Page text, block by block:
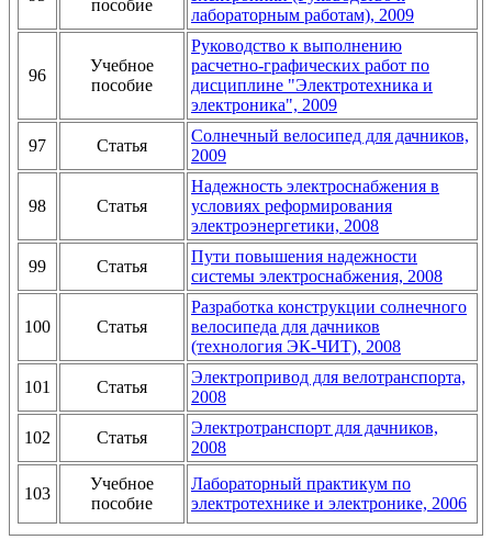
пособие
лабораторным работам), 2009
96
Учебное
пособие
Руководство к выполнению
расчетно-графических работ по
дисциплине "Электротехника и
электроника", 2009
97 Статья
Солнечный велосипед для дачников,
2009
98 Статья
Надежность электроснабжения в
условиях реформирования
электроэнергетики, 2008
99 Статья
Пути повышения надежности
системы электроснабжения, 2008
100 Статья
Разработка конструкции солнечного
велосипеда для дачников
(технология ЭК-ЧИТ), 2008
101 Статья
Электропривод для велотранспорта,
2008
102 Статья
Электротранспорт для дачников,
2008
103
Учебное
пособие
Лабораторный практикум по
электротехнике и электронике, 2006